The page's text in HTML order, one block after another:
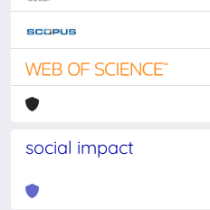
social impact